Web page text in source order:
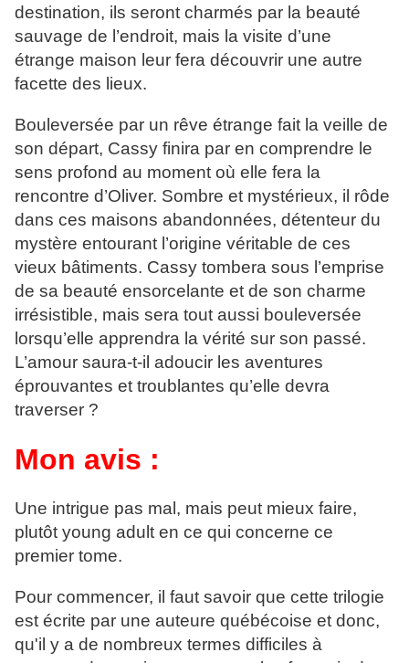
destination, ils seront charmés par la beauté
sauvage de l’endroit, mais la visite d’une
étrange maison leur fera découvrir une autre
facette des lieux.
Bouleversée par un rêve étrange fait la veille de
son départ, Cassy finira par en comprendre le
sens profond au moment où elle fera la
rencontre d’Oliver. Sombre et mystérieux, il rôde
dans ces maisons abandonnées, détenteur du
mystère entourant l’origine véritable de ces
vieux bâtiments. Cassy tombera sous l’emprise
de sa beauté ensorcelante et de son charme
irrésistible, mais sera tout aussi bouleversée
lorsqu’elle apprendra la vérité sur son passé.
L’amour saura-t-il adoucir les aventures
éprouvantes et troublantes qu’elle devra
traverser ?
Mon avis :
Une intrigue pas mal, mais peut mieux faire,
plutôt young adult en ce qui concerne ce
premier tome.
Pour commencer, il faut savoir que cette trilogie
est écrite par une auteure québécoise et donc,
qu'il y a de nombreux termes difficiles à